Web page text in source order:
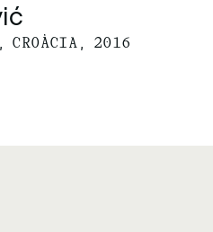
CROÀCIA, 2016